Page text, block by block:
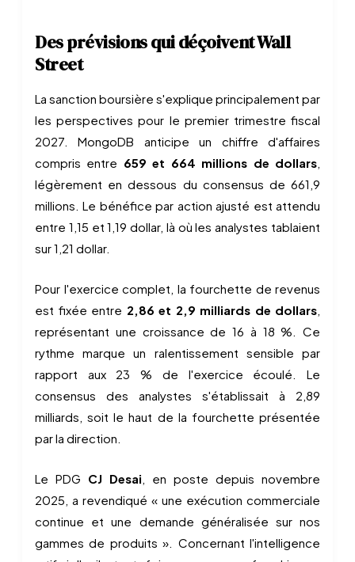
Des prévisions qui déçoivent Wall
Street
La sanction boursière s'explique principalement par
les perspectives pour le premier trimestre fiscal
2027. MongoDB anticipe un chiffre d'affaires
compris entre 659 et 664 millions de dollars,
légèrement en dessous du consensus de 661,9
millions. Le bénéfice par action ajusté est attendu
entre 1,15 et 1,19 dollar, là où les analystes tablaient
sur 1,21 dollar.
Pour l'exercice complet, la fourchette de revenus
est fixée entre 2,86 et 2,9 milliards de dollars,
représentant une croissance de 16 à 18 %. Ce
rythme marque un ralentissement sensible par
rapport aux 23 % de l'exercice écoulé. Le
consensus des analystes s'établissait à 2,89
milliards, soit le haut de la fourchette présentée
par la direction.
Le PDG CJ Desai, en poste depuis novembre
2025, a revendiqué « une exécution commerciale
continue et une demande généralisée sur nos
gammes de produits ». Concernant l'intelligence